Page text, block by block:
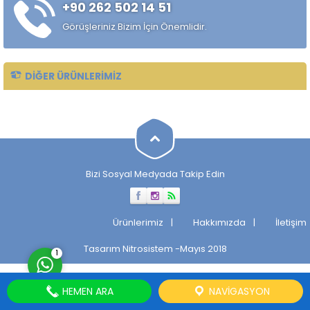
sağlamak amacıyla tercih
edilir. Düşük kesme direnci...
+90 262 502 14 51
Görüşleriniz Bizim İçin Önemlidir.
DIĞER ÜRÜNLERIMIZ
Bizi Sosyal Medyada Takip Edin
Ürünlerimiz Hakkımızda
İletişim
Tasarım Nitrosistem -Mayıs 2018
Cevap Yaz
1
HEMEN ARA NAVIGASYON